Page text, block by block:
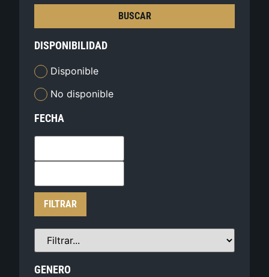
BUSCAR
DISPONIBILIDAD
Disponible
No disponible
FECHA
FILTRAR
GENERO